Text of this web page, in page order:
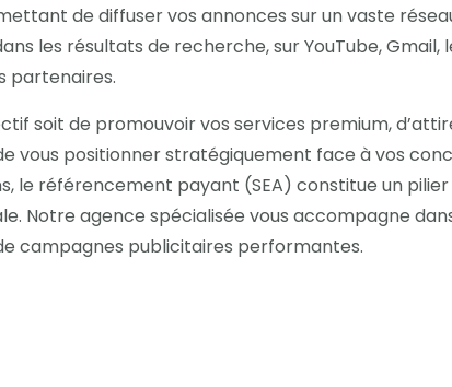
de diffuser vos annonces sur un vaste
les résultats de recherche, sur YouTube, Gmail,
partenaires.
soit de promouvoir vos services premium,
vous positionner stratégiquement face à vos
le référencement payant (SEA) constitue un
Notre agence spécialisée vous accompagne
campagnes publicitaires performantes.